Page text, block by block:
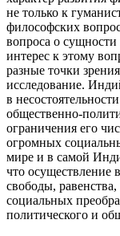
не только к
философских
вопроса о
интерес к этому
разные точки
исследование.
в
общественно-
ограничения его
огромных
мире и в самой
что осуществление
свободы,
социальных
политического и